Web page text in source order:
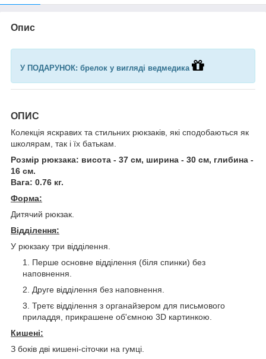
Опис
У ПОДАРУНОК: брелок у вигляді ведмедика
ОПИС
Колекція яскравих та стильних рюкзаків, які сподобаються як
школярам, так і їх батькам.
Розмір рюкзака: висота - 37 см, ширина - 30 см, глибина -
16 см.
Вага: 0.76 кг.
Форма:
Дитячий рюкзак.
Відділення:
У рюкзаку три відділення.
Перше основне відділення (біля спинки) без
наповнення.
Друге відділення без наповнення.
Третє відділення з органайзером для письмового
приладдя, прикрашене об'ємною 3D картинкою.
Кишені:
З боків дві кишені-сіточки на гумці.